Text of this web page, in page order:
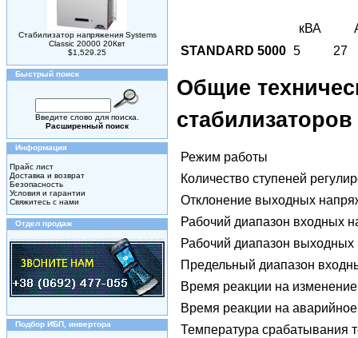
Стабилизатор напряжения Systems
Classic 20000 20Квт
$1,529.25
Быстрый поиск
Введите слово для поиска.
Расширенный поиск
Информация
Прайс лист
Доставка и возврат
Безопасность
Условия и гарантии
Свяжитесь с нами
Отдел продаж
Подбор ИБП, инвертора
кВА
STANDARD 5000 5 27
Общие
Режим работы
Количество ступеней
Отклонение выходных
Рабочий диапазон входных
Рабочий диапазон
Предельный диапазон
Время реакции на
Время реакции на
Температура срабатывания